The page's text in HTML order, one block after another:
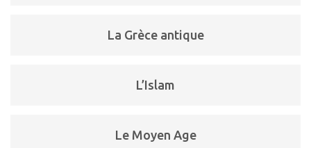
La Grèce antique
L’Islam
Le Moyen Age